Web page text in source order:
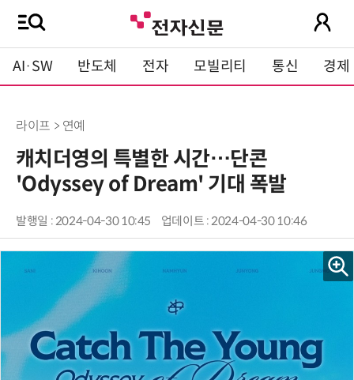
AI·SW 반도체 전자 모빌리티 통신 경제
라이프 > 연예
캐치더영의 특별한 시간…단콘
'Odyssey of Dream' 기대 폭발
발행일 : 2024-04-30 10:45 업데이트 : 2024-04-30 10:46